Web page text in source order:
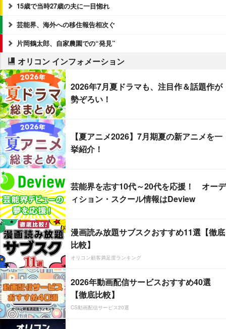
15歳で当時27歳の夫に一目惚れ
芸能界、海外への移住報告相次ぐ
片岡鶴太郎、自家農園での“発見”
オリコン インフォメーション
2026年7月夏ドラマも、注目作＆話題作が
勢ぞろい！
【夏アニメ2026】7月期夏の新アニメを一
挙紹介！
芸能界を志す10代～20代を応援！ オーデ
ィション・スクール情報はDeview
漫画読み放題サブスクおすすめ11選【徹底
比較】
オリコン顧客満足度ランキング
2026年動画配信サービスおすすめ40選
【徹底比較】
CS動画配信サービス20選